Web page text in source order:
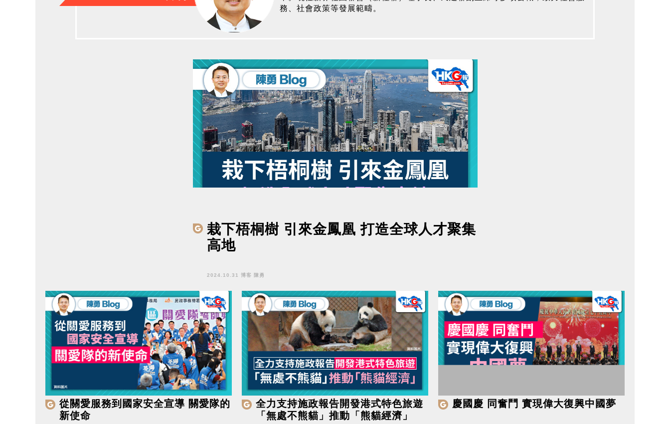
務、社會政策等發展範疇。
栽下梧桐樹 引來金鳳凰 打造全球人才聚集
高地
2024.10.31 博客 陳勇
從關愛服務到國家安全宣導 關愛隊的
新使命
全力支持施政報告開發港式特色旅遊
「無處不熊貓」推動「熊貓經濟」
慶國慶 同奮鬥 實現偉大復興中國夢